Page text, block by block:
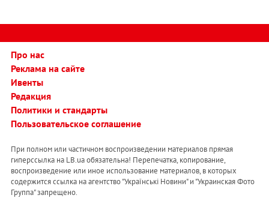
Про нас
Реклама на сайте
Ивенты
Редакция
Политики и стандарты
Пользовательское соглашение
При полном или частичном воспроизведении материалов прямая
гиперссылка на LB.ua обязательна! Перепечатка, копирование,
воспроизведение или иное использование материалов, в которых
содержится ссылка на агентство "Українськi Новини" и "Украинская Фото
Группа" запрещено.